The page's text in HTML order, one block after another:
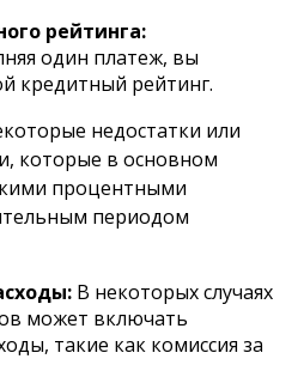
рейтинга:
один платеж, вы
кредитный рейтинг.
недостатки или
которые в основном
процентными
периодом
В некоторых случаях
может включать
такие как комиссия за